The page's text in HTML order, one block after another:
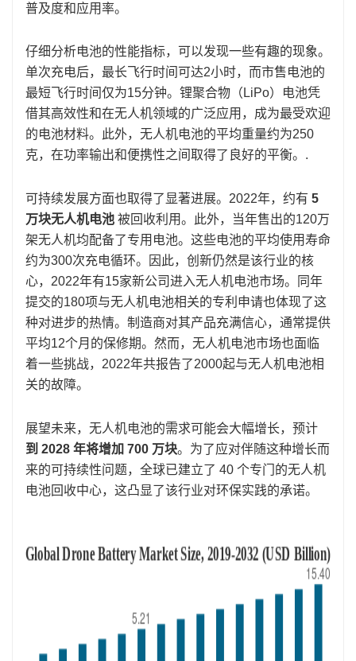
普及度和应用率。
仔细分析电池的性能指标，可以发现一些有趣的现象。
单次充电后，最长飞行时间可达2小时，而市售电池的
最短飞行时间仅为15分钟。锂聚合物（LiPo）电池凭
借其高效性和在无人机领域的广泛应用，成为最受欢迎
的电池材料。此外，无人机电池的平均重量约为250
克，在功率输出和便携性之间取得了良好的平衡。.
可持续发展方面也取得了显著进展。2022年，约有 5
万块无人机电池 被回收利用。此外，当年售出的120万
架无人机均配备了专用电池。这些电池的平均使用寿命
约为300次充电循环。因此，创新仍然是该行业的核
心，2022年有15家新公司进入无人机电池市场。同年
提交的180项与无人机电池相关的专利申请也体现了这
种对进步的热情。制造商对​​其产品充满信心，通常提供
平均12个月的保修期。然而，无人机电池市场也面临
着一些挑战，2022年共报告了2000起与无人机电池相
关的故障。
展望未来，无人机电池的需求可能会大幅增长，预计
到 2028 年将增加 700 万块。为了应对伴随这种增长而
来的可持续性问题，全球已建立了 40 个专门的无人机
电池回收中心，这凸显了该行业对环保实践的承诺。